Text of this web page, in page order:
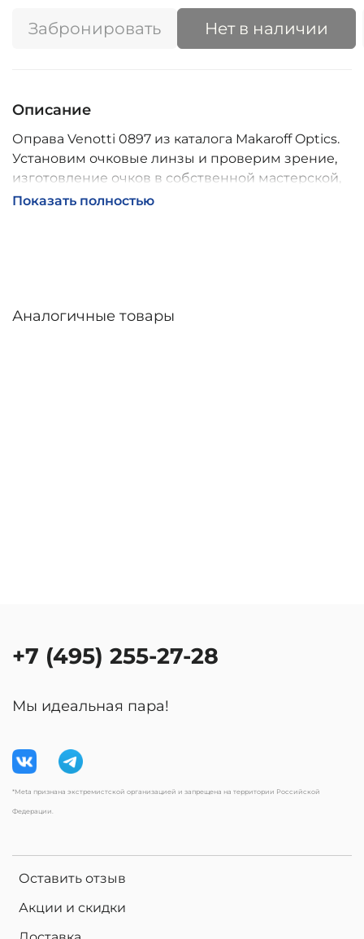
Забронировать Нет в наличии
Описание
Оправа Venotti 0897 из каталога Makaroff Optics.
Установим очковые линзы и проверим зрение,
изготовление очков в собственной мастерской,
обычно 2–5 дней, индивидуальные линзы – до 30
Показать полностью
Аналогичные товары
Оставить отзыв
Акции и скидки
+7 (495) 255-27-28
Мы идеальная пара!
*Meta признана экстремистской организацией и запрещена на территории Российской
Федерации.